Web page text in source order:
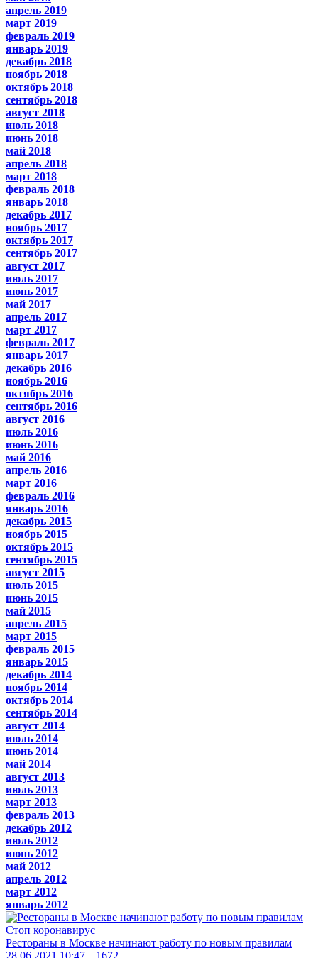
апрель 2019
март 2019
февраль 2019
январь 2019
декабрь 2018
ноябрь 2018
октябрь 2018
сентябрь 2018
август 2018
июль 2018
июнь 2018
май 2018
апрель 2018
март 2018
февраль 2018
январь 2018
декабрь 2017
ноябрь 2017
октябрь 2017
сентябрь 2017
август 2017
июль 2017
июнь 2017
май 2017
апрель 2017
март 2017
февраль 2017
январь 2017
декабрь 2016
ноябрь 2016
октябрь 2016
сентябрь 2016
август 2016
июль 2016
июнь 2016
май 2016
апрель 2016
март 2016
февраль 2016
январь 2016
декабрь 2015
ноябрь 2015
октябрь 2015
сентябрь 2015
август 2015
июль 2015
июнь 2015
май 2015
апрель 2015
март 2015
февраль 2015
январь 2015
декабрь 2014
ноябрь 2014
октябрь 2014
сентябрь 2014
август 2014
июль 2014
июнь 2014
май 2014
август 2013
июль 2013
март 2013
февраль 2013
декабрь 2012
июль 2012
июнь 2012
май 2012
апрель 2012
март 2012
январь 2012
Стоп коронавирус
Рестораны в Москве начинают работу по новым правилам
28.06.2021 10:47 | 1672